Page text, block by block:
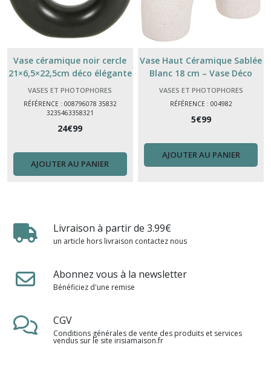
Vase céramique noir cercle
21×6,5×22,5cm déco élégante
& contemporaine
VASES ET PHOTOPHORES
RÉFÉRENCE : 008796078 35832
3235463358321
24€99
AJOUTER AU PANIER
Vase Haut Céramique Sablée
Blanc 18 cm – Vase Déco
Moderne Élégant pour Fleurs
& Intérieur
VASES ET PHOTOPHORES
RÉFÉRENCE : 004982
5€99
AJOUTER AU PANIER
Livraison à partir de 3.99€
un article hors livraison contactez nous
Abonnez vous à la newsletter
Bénéficiez d'une remise
CGV
Conditions générales de vente des produits et services
vendus sur le site irisiamaison.fr